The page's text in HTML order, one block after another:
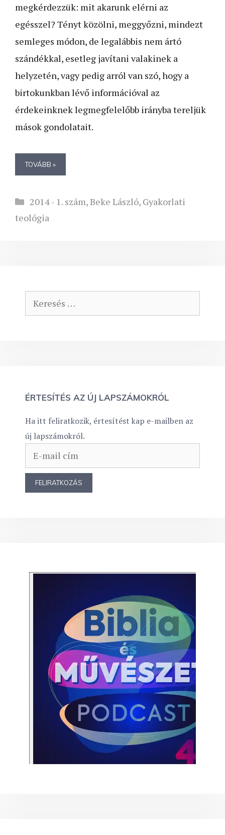
megkérdezzük: mit akarunk elérni az
egésszel? Tényt közölni, meggyőzni, mindezt
semleges módon, de legalábbis nem ártó
szándékkal, esetleg javítani valakinek a
helyzetén, vagy pedig arról van szó, hogy a
birtokunkban lévő információval az
érdekeinknek legmegfelelőbb irányba tereljük
mások gondolatait.
TOVÁBB »
Kategória
2014 - 1. szám,Beke László, Gyakorlati
teológia
Keresés:
ÉRTESÍTÉS AZ ÚJ LAPSZÁMOKRÓL
Ha itt feliratkozik, értesítést kap e-mailben az
új lapszámokról.